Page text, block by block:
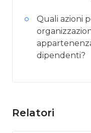
Quali azioni
dipendenti?
Relatori